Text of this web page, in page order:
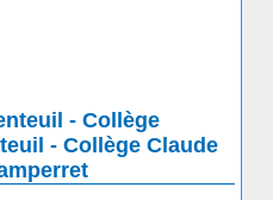
- Collège
- Collège Claude